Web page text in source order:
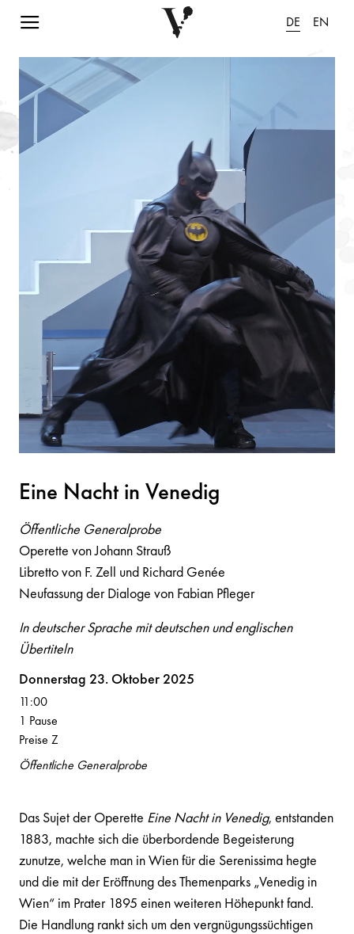
Navigation einblenden DE EN
Das Sujet der Operette Eine Nacht in Venedig, entstanden
1883, machte sich die überbordende Begeisterung
zunutze, welche man in Wien für die Serenissima hegte
und die mit der Eröffnung des Themenparks „Venedig in
Wien“ im Prater 1895 einen weiteren Höhepunkt fand.
Die Handlung rankt sich um den vergnügungssüchtigen
Animation pausieren
Eine Nacht in Venedig
Öffentliche Generalprobe
Operette von Johann Strauß
Libretto von F. Zell und Richard Genée
Neufassung der Dialoge von Fabian Pfleger
In deutscher Sprache mit deutschen und englischen
Übertiteln
Volksoper
Donnerstag 23. Oktober 2025
11:00
1 Pause
Preise Z
Öffentliche Generalprobe